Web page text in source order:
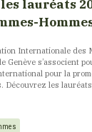
lauréats
Internationale des
Genève s’associent
pour la
Découvrez les